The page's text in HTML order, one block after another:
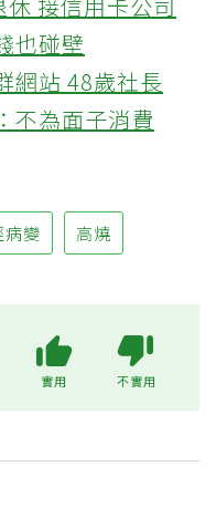
接信用卡公司
也碰壁
網站 48歲社長
不為面子消費
病變 高燒
實用 不實用